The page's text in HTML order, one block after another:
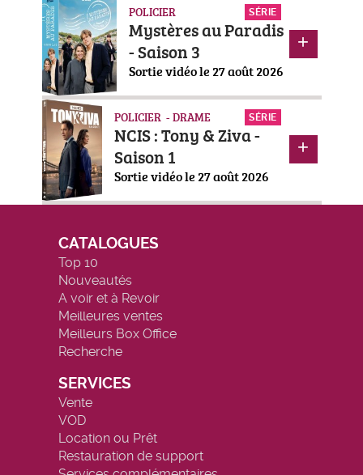
SÉRIE
POLICIER
Mystères au Paradis
- Saison 3
Sortie vidéo le 27 août 2026
SÉRIE
POLICIER - DRAME
NCIS : Tony & Ziva -
Saison 1
Sortie vidéo le 27 août 2026
CATALOGUES
Top 10
Nouveautés
A voir et à Revoir
Meilleures ventes
Meilleurs Box Office
Recherche
SERVICES
Vente
VOD
Location ou Prêt
Restauration de support